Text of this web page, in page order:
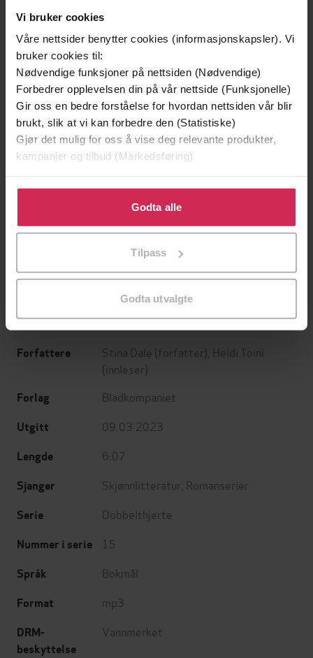
Vi bruker cookies
Våre nettsider benytter cookies (informasjonskapsler). Vi
bruker cookies til:
Nødvendige funksjoner på nettsiden (Nødvendige)
Forbedrer opplevelsen din på vår nettside (Funksjonelle)
Gir oss en bedre forståelse for hvordan nettsiden vår blir
brukt, slik at vi kan forbedre den (Statistiske)
Gjør det mulig for oss å vise deg relevante produkter,
kampanjer og tilbud (Markedsføring)
Klikk på «Godta alle» for å gi oss ditt samtykke til å
bruke cookies for alle disse formålene. Du kan også
tilpasse ditt samtykke til spesifikke formål ved å klikke
Godta alle
Tilpass
Godta utvalgte
Premium
199,-
LYDBOK
169,-
LYDBOK
Forfattere Stina Dale (forfatter), Heidi Toini
(innleser)
Forlag Bladkompaniet
Utgitt 09.03.2023
Lengde 6:07
Sjanger Skjønnlitteratur Romanserier
Serie Dobbelthjerte
Nummer i serie 15
Språk Bokmål
Format mp3
DRM-
beskyttelse
Vannmerket